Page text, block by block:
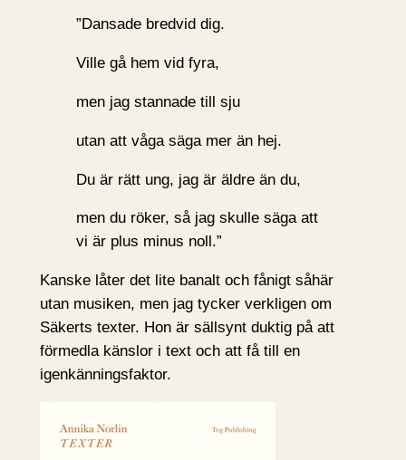
”Dansade bredvid dig.
Ville gå hem vid fyra,
men jag stannade till sju
utan att våga säga mer än hej.
Du är rätt ung, jag är äldre än du,
men du röker, så jag skulle säga att
vi är plus minus noll.”
Kanske låter det lite banalt och fånigt såhär
utan musiken, men jag tycker verkligen om
Säkerts texter. Hon är sällsynt duktig på att
förmedla känslor i text och att få till en
igenkänningsfaktor.